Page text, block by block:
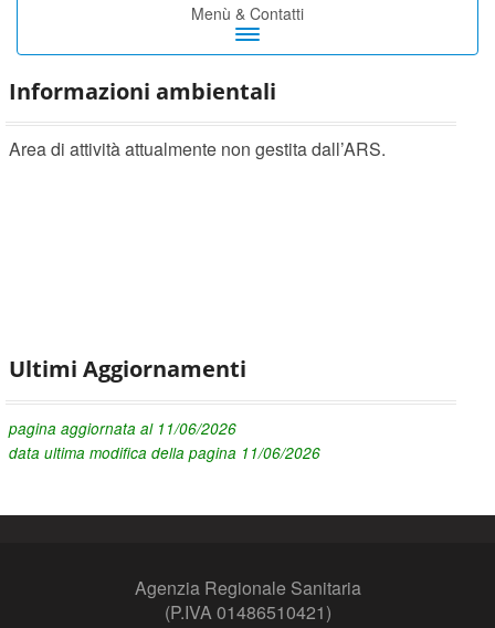
Toggle
navigation
Menù & Contatti
Informazioni ambientali
Area di attività attualmente non gestita dall’ARS.
Ultimi Aggiornamenti
pagina aggiornata al 11/06/2026
data ultima modifica della pagina 11/06/2026
Agenzia Regionale Sanitaria
(P.IVA 01486510421)